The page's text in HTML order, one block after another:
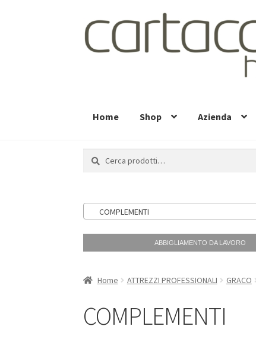
alla
navigazione
al
contenuto
Home Shop Azienda
Cerca:
Cerca
COMPLEMENTI
ABBIGLIAMENTO DA LAVORO
Home ATTREZZI PROFESSIONALI GRACO
COMPLEMENTI